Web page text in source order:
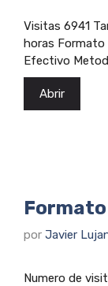
Visitas 6941
horas
Efectivo
Abrir
Formato
por Javier
Numero de